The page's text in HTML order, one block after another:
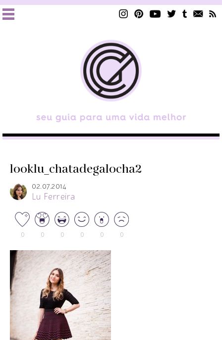
looklu_chatadegalocha2
02.07.2014
Lu Ferreira
0 0 0 0 0 0